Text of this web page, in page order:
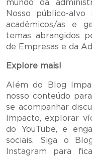
mundo da
Nosso público-alvo
acadêmicos/as e
temas abrangidos
de Empresas e da
Explore mais!
Além do Blog
nosso conteúdo
se acompanhar
Impacto, explorar
do YouTube, e
sociais. Siga o
Instagram para